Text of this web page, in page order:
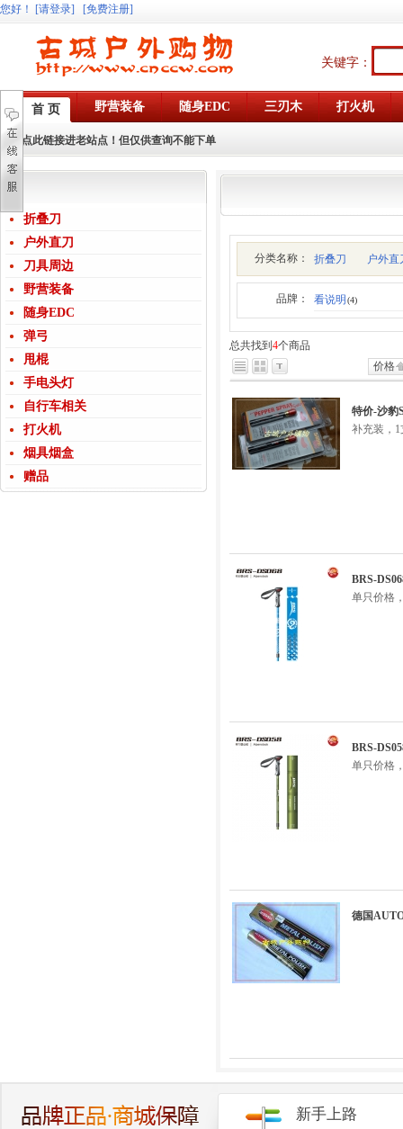
您好 ！ [请登录] [免费注册]
关键字：
首 页 野营装备 随身EDC 三刃木 打火机
点此链接进老站点！但仅供查询不能下单
折叠刀
户外直刀
刀具周边
野营装备
随身EDC
弹弓
甩棍
手电头灯
自行车相关
打火机
烟具烟盒
赠品
分类名称： 折叠刀 户外直
品牌： 看说明 (4)
总共找到 4个商品
价格
特价-沙豹
补充装，
BRS-
单只价格
BRS-
单只价格
德国
新手上路